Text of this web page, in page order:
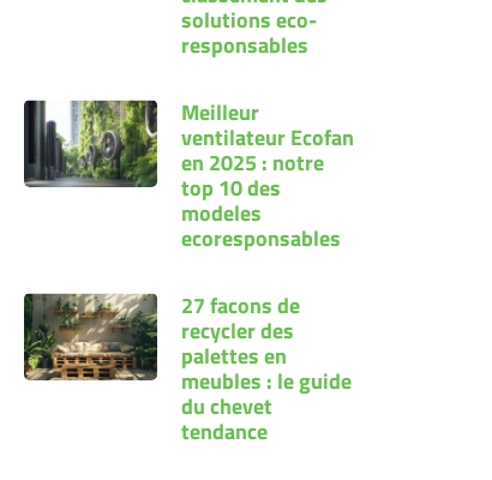
solutions eco-
responsables
Meilleur
ventilateur Ecofan
en 2025 : notre
top 10 des
modeles
ecoresponsables
27 facons de
recycler des
palettes en
meubles : le guide
du chevet
tendance